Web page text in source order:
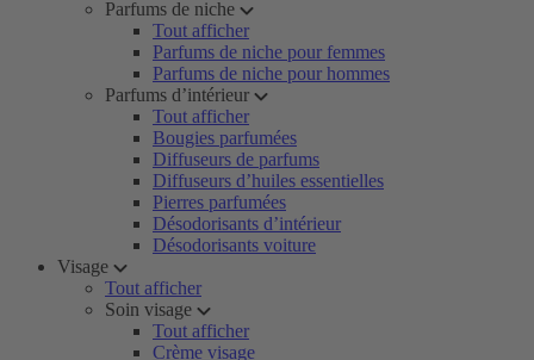
Parfums de niche
Tout afficher
Parfums de niche pour femmes
Parfums de niche pour hommes
Parfums d’intérieur
Tout afficher
Bougies parfumées
Diffuseurs de parfums
Diffuseurs d’huiles essentielles
Pierres parfumées
Désodorisants d’intérieur
Désodorisants voiture
Visage
Tout afficher
Soin visage
Tout afficher
Crème visage